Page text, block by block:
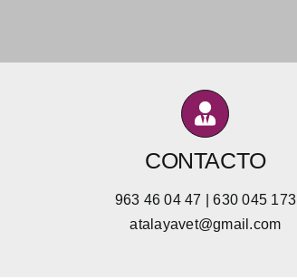
CONTACTO
963 46 04 47 | 630 045 173
atalayavet@gmail.com